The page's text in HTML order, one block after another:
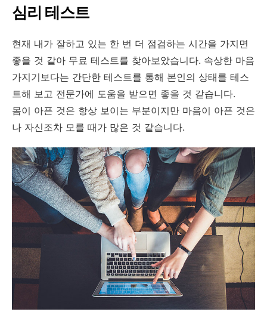
심리 테스트
현재 내가 잘하고 있는 한 번 더 점검하는 시간을 가지면
좋을 것 같아 무료 테스트를 찾아보았습니다. 속상한 마음
가지기보다는 간단한 테스트를 통해 본인의 상태를 테스
트해 보고 전문가에 도움을 받으면 좋을 것 같습니다.
몸이 아픈 것은 항상 보이는 부분이지만 마음이 아픈 것은
나 자신조차 모를 때가 많은 것 같습니다.